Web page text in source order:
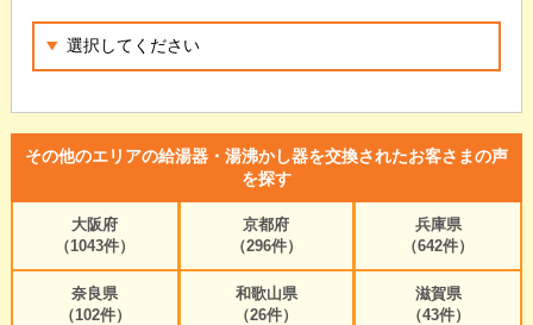
その他のエリアの給湯器・湯沸かし器を交換されたお客さまの声
を探す
大阪府
（1043件）
京都府
（296件）
兵庫県
（642件）
奈良県
（102件）
和歌山県
（26件）
滋賀県
（43件）